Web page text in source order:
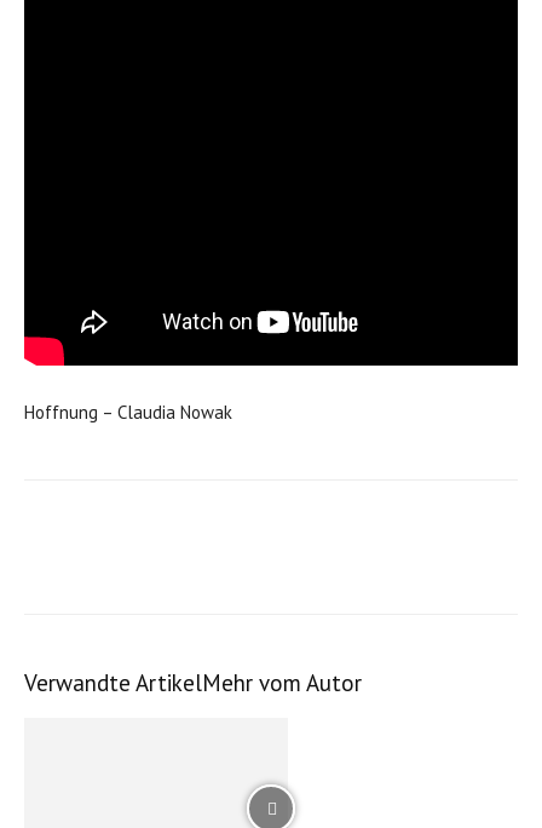
Hoffnung – Claudia Nowak
Verwandte ArtikelMehr vom Autor